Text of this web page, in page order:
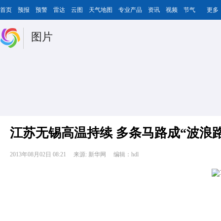
首页 预报 预警 雷达 云图 天气地图 专业产品 资讯 视频 节气 更多
图片
江苏无锡高温持续 多条马路成“波浪
2013年08月02日 08:21 来源: 新华网 编辑：hdl